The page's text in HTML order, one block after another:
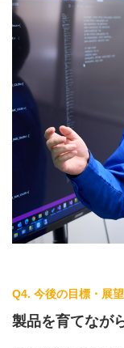
Q4. 今後の目標・展
製品を育てなが